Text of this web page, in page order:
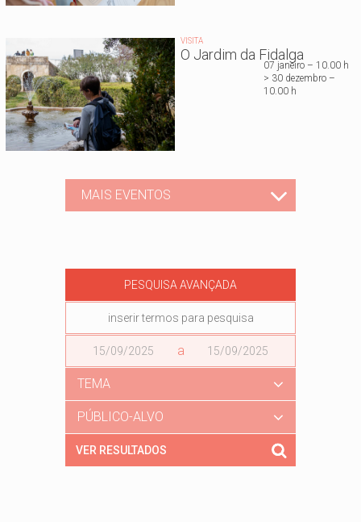
VISITA
O Jardim da Fidalga
07 janeiro – 10.00 h
> 30 dezembro –
10.00 h
MAIS EVENTOS
PESQUISA AVANÇADA
a
Data
TEMA
PÚBLICO-ALVO